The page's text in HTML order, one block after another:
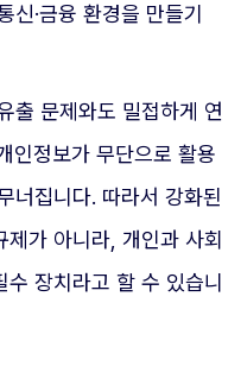
·금융 환경을 만들기
출 문제와도 밀접하게 연
인정보가 무단으로 활용
너집니다. 따라서 강화된
가 아니라, 개인과 사회
장치라고 할 수 있습니